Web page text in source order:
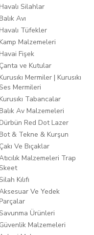
Silahlar
Avı
Tüfekler
Malzemeleri
Fişek
Çanta ve Kutular
Mermiler | Kurusıkı
Mermileri
Tabancalar
Av Malzemeleri
Red Dot Lazer
& Tekne & Kurşun
Çakı Ve Bıçaklar
Malzemeleri Trap
Kılıfı
Ve Yedek
Ürünleri
Güvenlik Malzemeleri